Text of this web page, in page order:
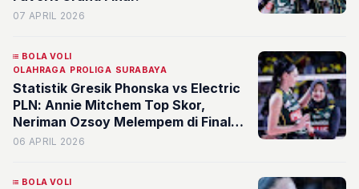
07 APRIL 2026
BOLA VOLI
OLAHRAGA PROLIGA SURABAYA
Statistik Gresik Phonska vs Electric
PLN: Annie Mitchem Top Skor,
Neriman Ozsoy Melempem di Final
Four Proliga 2026?
06 APRIL 2026
BOLA VOLI